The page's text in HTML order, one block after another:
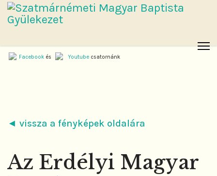
Facebook és Youtube csatornánk
◄ vissza a fényképek oldalára
Az Erdélyi Magyar